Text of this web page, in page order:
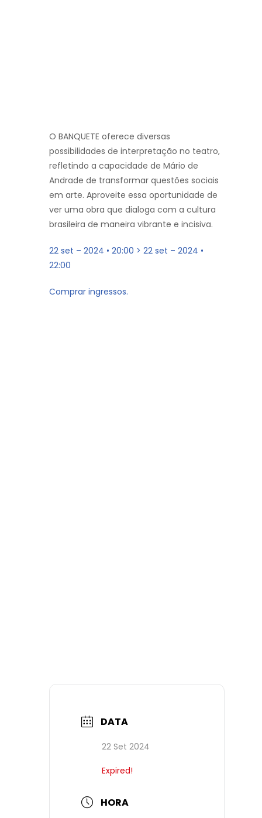
O BANQUETE oferece diversas
possibilidades de interpretação no teatro,
refletindo a capacidade de Mário de
Andrade de transformar questões sociais
em arte. Aproveite essa oportunidade de
ver uma obra que dialoga com a cultura
brasileira de maneira vibrante e incisiva.
22 set – 2024 • 20:00 > 22 set – 2024 •
22:00
Comprar ingressos.
DATA
22 Set 2024
Expired!
HORA